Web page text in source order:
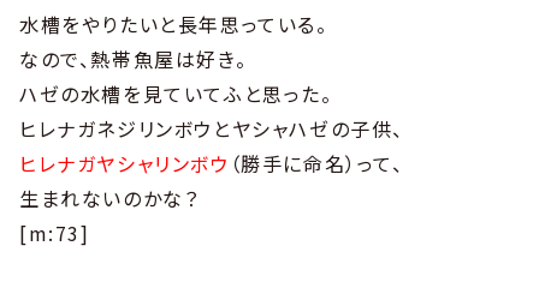
水槽をやりたいと長年思っている。
なので、熱帯魚屋は好き。
ハゼの水槽を見ていてふと思った。
ヒレナガネジリンボウとヤシャハゼの子供、
ヒレナガヤシャリンボウ （勝手に命名）って、
生まれないのかな？
[m:73]